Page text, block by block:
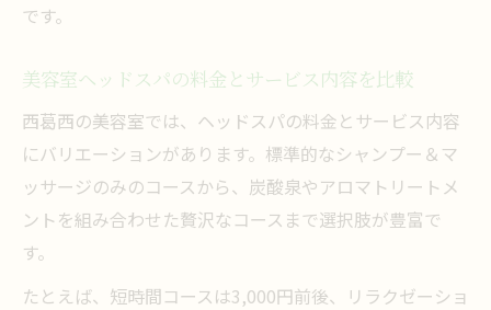
です。
美容室ヘッドスパの料金とサービス内容を比較
西葛西の美容室では、ヘッドスパの料金とサービス内容
にバリエーションがあります。標準的なシャンプー＆マ
ッサージのみのコースから、炭酸泉やアロマトリートメ
ントを組み合わせた贅沢なコースまで選択肢が豊富で
す。
たとえば、短時間コースは3,000円前後、リラクゼーショ